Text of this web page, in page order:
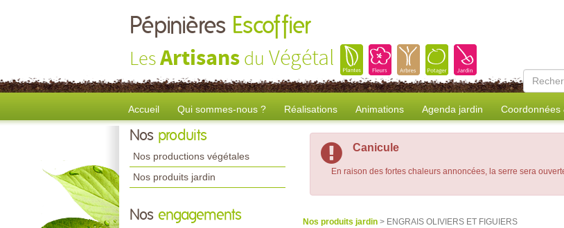
Pépinières Escoffier
LesArtisans du Végétal
Accueil Qui sommes-nous ? Réalisations Animations Agenda jardin Coordonnées
Nos produits
Nos productions végétales
Nos produits jardin
Nos engagements
Canicule
En raison des fortes chaleurs annoncées, la serre sera
Nos produits jardin > ENGRAIS OLIVIERS ET FIGUIERS